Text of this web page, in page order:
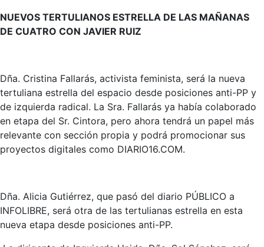
NUEVOS TERTULIANOS ESTRELLA DE LAS MAÑANAS
DE CUATRO CON JAVIER RUIZ
Dña. Cristina Fallarás, activista feminista, será la nueva
tertuliana estrella del espacio desde posiciones anti-PP y
de izquierda radical. La Sra. Fallarás ya había colaborado
en etapa del Sr. Cintora, pero ahora tendrá un papel más
relevante con sección propia y podrá promocionar sus
proyectos digitales como DIARIO16.COM.
Dña. Alicia Gutiérrez, que pasó del diario PÚBLICO a
INFOLIBRE, será otra de las tertulianas estrella en esta
nueva etapa desde posiciones anti-PP.